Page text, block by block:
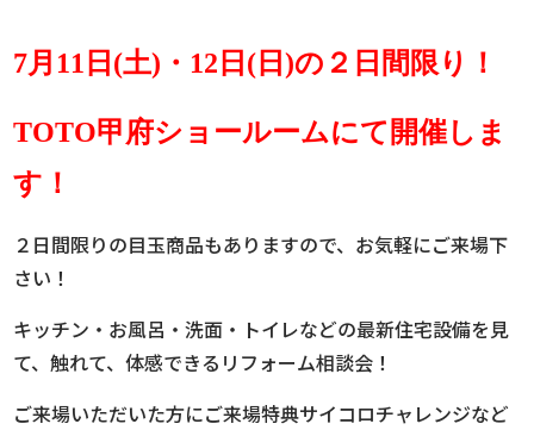
7月11日(土)・12日(日)の２日間限り！
TOTO甲府ショールームにて 開催しま
す！
２日間限りの目玉商品もありますので、お気軽にご来場下
さい！
キッチン・お風呂・洗面・トイレなどの最新住宅設備を見
て、触れて、体感できるリフォーム相談会！
ご来場いただいた方にご来場特典サイコロチャレンジなど